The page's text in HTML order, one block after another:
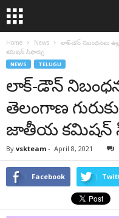
Home News
లాక్-డౌన్ నిబంధనలు
కమిషన్ సిఫార్సు
NEWS TELUGU
లాక్-డౌన్
తెలంగాణ
జాతీయ కమిషన్
By vskteam - April 8, 2021
Facebook